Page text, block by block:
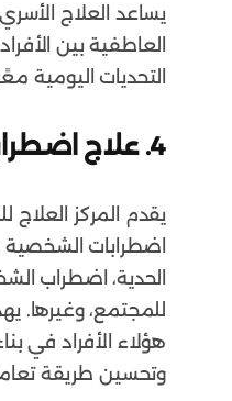
يساعد العلاج
العاطفية بين
التحديات اليومية
4. علاج اضطرابات الشخصية:
يقدم المركز
اضطرابات
الحدية، اضطراب
للمجتمع، وغيرها.
هؤلاء الأفراد في
وتحسين طريقة